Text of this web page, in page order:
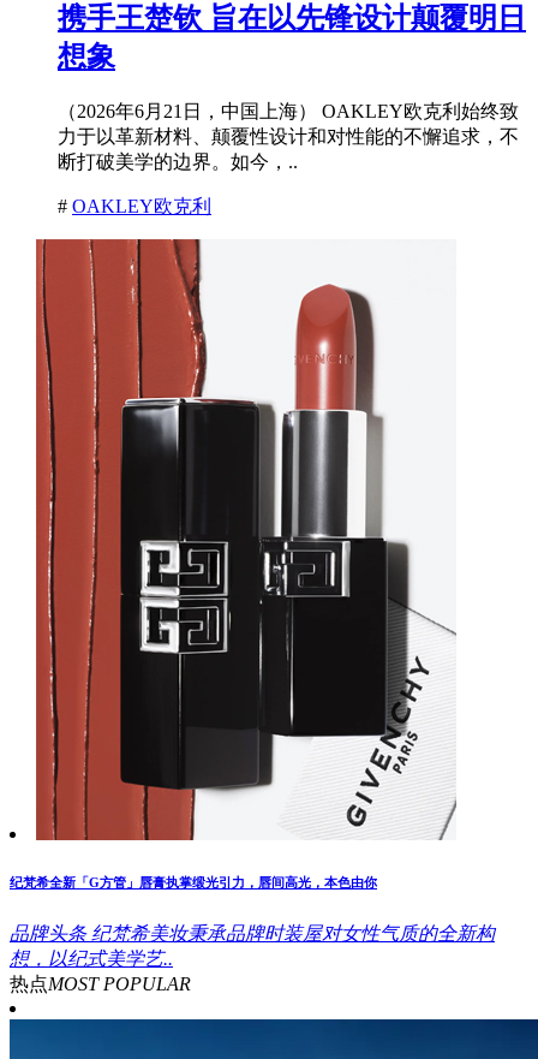
携手王楚钦 旨在以先锋设计颠覆明日
想象
（2026年6月21日，中国上海） OAKLEY欧克利始终致
力于以革新材料、颠覆性设计和对性能的不懈追求，不
断打破美学的边界。如今，..
# OAKLEY欧克利
纪梵希全新「G方管」唇膏执掌缎光引力，唇间高光，本色由你
品牌头条 纪梵希美妆秉承品牌时装屋对女性气质的全新构
想，以纪式美学艺..
热点MOST POPULAR